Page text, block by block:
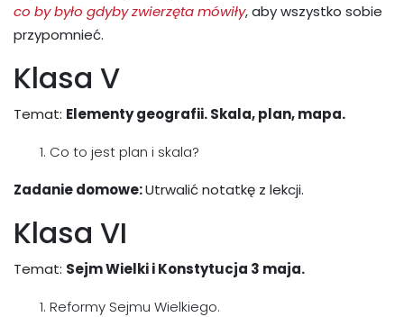
co by było gdyby zwierzęta mówiły, aby wszystko sobie
przypomnieć.
Klasa V
Temat: Elementy geografii. Skala, plan, mapa.
Co to jest plan i skala?
Zadanie domowe:Utrwalić notatkę z lekcji.
Klasa VI
Temat: Sejm Wielki i Konstytucja 3 maja.
Reformy Sejmu Wielkiego.